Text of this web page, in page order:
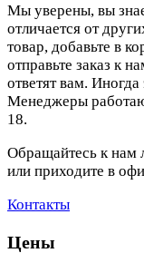
Мы уверены, вы
отличается от
товар, добавьте в
отправьте заказ к
ответят вам.
Менеджеры
18.
Обращайтесь к нам
или приходите в
Контакты
Цены